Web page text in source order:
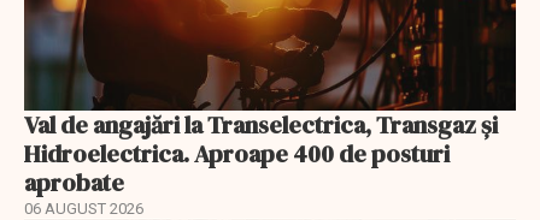
Val de angajări la Transelectrica, Transgaz și
Hidroelectrica. Aproape 400 de posturi
aprobate
06 AUGUST 2026